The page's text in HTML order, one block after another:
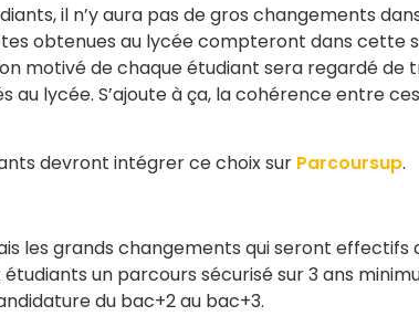
il n’y aura pas de gros changements
obtenues au lycée compteront dans cette
motivé de chaque étudiant sera regardé de
au lycée. S’ajoute à ça, la cohérence entre
devront intégrer ce choix sur Parcoursup.
les grands changements qui seront effectifs
étudiants un parcours sécurisé sur 3 ans
du bac+2 au bac+3.